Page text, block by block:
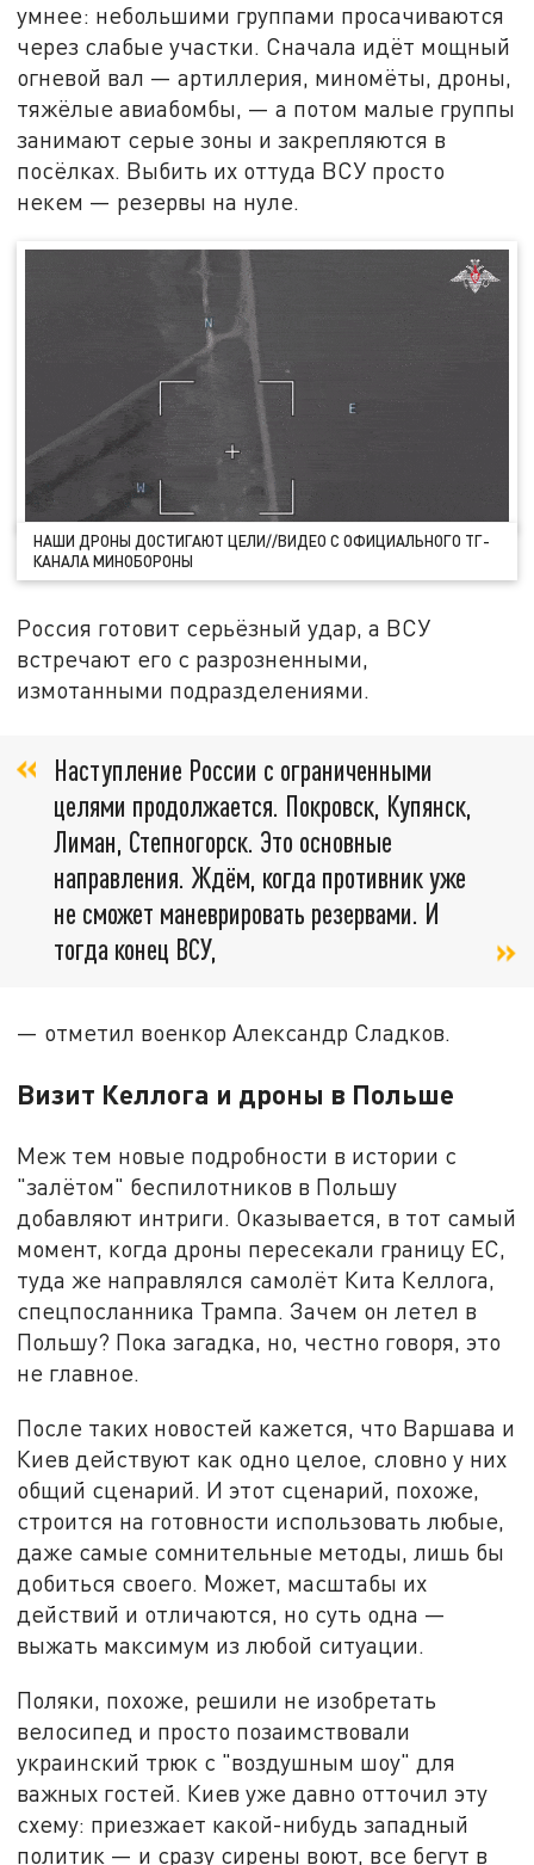
умнее: небольшими группами просачиваются
через слабые участки. Сначала идёт мощный
огневой вал — артиллерия, миномёты, дроны,
тяжёлые авиабомбы, — а потом малые группы
занимают серые зоны и закрепляются в
посёлках. Выбить их оттуда ВСУ просто
некем — резервы на нуле.
НАШИ ДРОНЫ ДОСТИГАЮТ ЦЕЛИ//ВИДЕО С ОФИЦИАЛЬНОГО ТГ-
КАНАЛА МИНОБОРОНЫ
Россия готовит серьёзный удар, а ВСУ
встречают его с разрозненными,
измотанными подразделениями.
Наступление России с ограниченными
целями продолжается. Покровск, Купянск,
Лиман, Степногорск. Это основные
направления. Ждём, когда противник уже
не сможет маневрировать резервами. И
тогда конец ВСУ,
— отметил военкор Александр Сладков.
Визит Келлога и дроны в Польше
Меж тем новые подробности в истории с
"залётом" беспилотников в Польшу
добавляют интриги. Оказывается, в тот самый
момент, когда дроны пересекали границу ЕС,
туда же направлялся самолёт Кита Келлога,
спецпосланника Трампа. Зачем он летел в
Польшу? Пока загадка, но, честно говоря, это
не главное.
После таких новостей кажется, что Варшава и
Киев действуют как одно целое, словно у них
общий сценарий. И этот сценарий, похоже,
строится на готовности использовать любые,
даже самые сомнительные методы, лишь бы
добиться своего. Может, масштабы их
действий и отличаются, но суть одна —
выжать максимум из любой ситуации.
Поляки, похоже, решили не изобретать
велосипед и просто позаимствовали
украинский трюк с "воздушным шоу" для
важных гостей. Киев уже давно отточил эту
схему: приезжает какой-нибудь западный
политик — и сразу сирены воют, все бегут в